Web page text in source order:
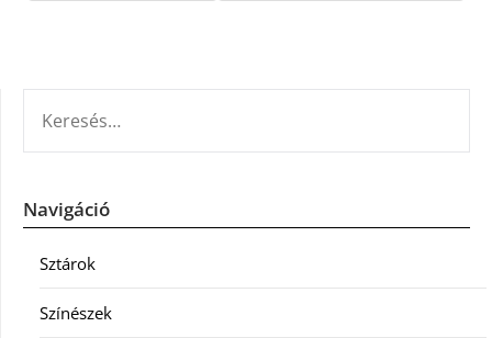
Navigáció
Sztárok
Színészek